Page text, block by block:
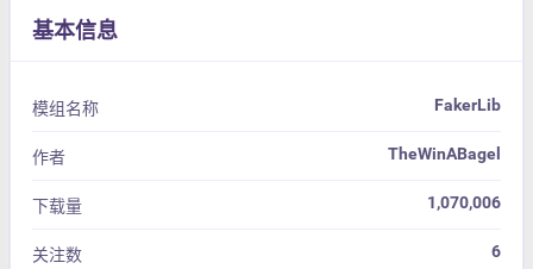
基本信息
模组名称 FakerLib
作者 TheWinABagel
下载量 1,070,006
关注数 6